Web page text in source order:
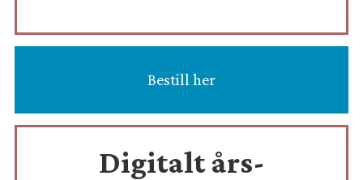
Bestill her
Digitalt års-